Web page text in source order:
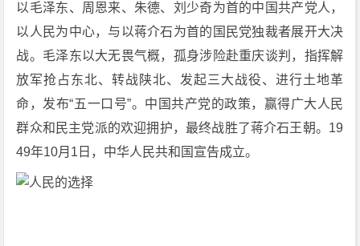
K
下
载
以毛泽东、周恩来、朱德、刘少奇为首的中国共产党人，
以人民为中心，与以蒋介石为首的国民党独裁者展开大决
战。毛泽东以大无畏气概，孤身涉险赴重庆谈判，指挥解
放军抢占东北、转战陕北、发起三大战役、进行土地革
命，发布“五一口号”。中国共产党的政策，赢得广大人民
群众和民主党派的欢迎拥护，最终战胜了蒋介石王朝。19
49年10月1日，中华人民共和国宣告成立。